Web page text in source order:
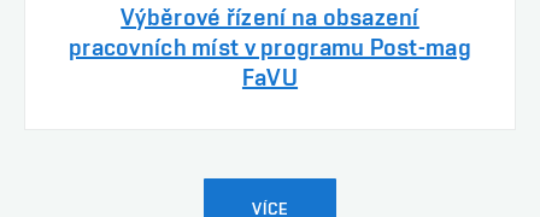
Výběrové řízení na obsazení
pracovních míst v programu Post-mag
FaVU
VÍCE